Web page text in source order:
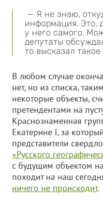
— Я не знаю,
информация. Это,
у него самого.
депутаты
то высказал
В любом случае
нет, но из списка,
некоторые объекты,
претендентами на
Краснознаменная
Екатерине I, за
представители
«Русского
с будущим объектом
походит на наш
ничего не происходит.